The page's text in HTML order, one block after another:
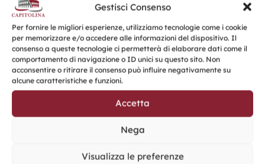
Gestisci Consenso
Per fornire le migliori esperienze, utilizziamo tecnologie come i cookie
per memorizzare e/o accedere alle informazioni del dispositivo. Il
consenso a queste tecnologie ci permetterà di elaborare dati come il
comportamento di navigazione o ID unici su questo sito. Non
acconsentire o ritirare il consenso può influire negativamente su
alcune caratteristiche e funzioni.
Accetta
Nega
Visualizza le preferenze